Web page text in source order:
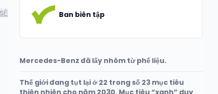
Ban biên tập
Mercedes-Benz đã lấy nhôm từ phế liệu.
Thế giới đang tụt lại ở 22 trong số 23 mục tiêu
thiên nhiên cho năm 2030. Mục tiêu “xanh” duy